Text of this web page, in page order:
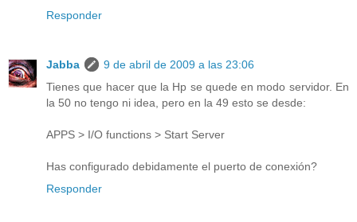
Responder
Jabba
9 de abril de 2009 a las 23:06
Tienes que hacer que la Hp se quede en modo servidor. En
la 50 no tengo ni idea, pero en la 49 esto se desde:
APPS > I/O functions > Start Server
Has configurado debidamente el puerto de conexión?
Responder